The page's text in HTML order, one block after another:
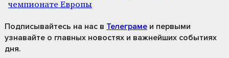
чемпионате Европы
Подписывайтесь на нас в Телеграме и первыми
узнавайте о главных новостях и важнейших событиях
дня.